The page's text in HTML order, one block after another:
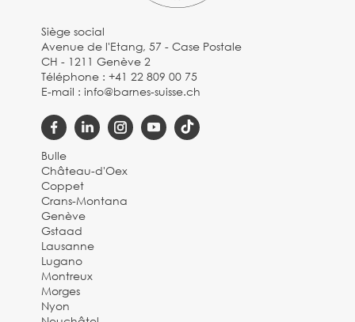
Siège social
Avenue de l'Etang, 57 - Case Postale
CH - 1211 Genève 2
Téléphone :+41 22 809 00 75
E-mail :info@barnes-suisse.ch
Bulle
Château-d'Oex
Coppet
Crans-Montana
Genève
Gstaad
Lausanne
Lugano
Montreux
Morges
Nyon